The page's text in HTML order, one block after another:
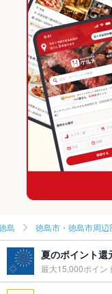
居酒屋
洋・和洋・各国料理・そ
徳島市・徳島市周辺部 ×
徳島市・徳島市周辺部
吉成駅 × 居酒屋
吉成駅 × 洋・和洋・各
徳島 × イタリアン・フレ
徳島 × イタリアン
徳島 × 居酒屋
徳島 × 洋・和洋・各国
徳島のイタリアンランキ
徳島市・徳島市周辺部
徳島市・徳島市周辺部
徳島市・徳島市周辺部
北島町のグルメランキン
北島町のイタリアン・
北島町のイタリアンラ
島 徳島市・徳島市周辺
夏のポイント還
最大15,000ポイン